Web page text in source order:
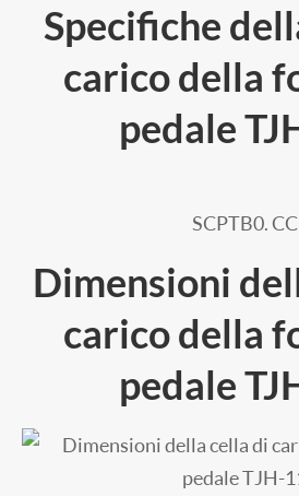
Specifiche
carico della
pedale
SCPTB0. CC
Dimensioni
carico della
pedale